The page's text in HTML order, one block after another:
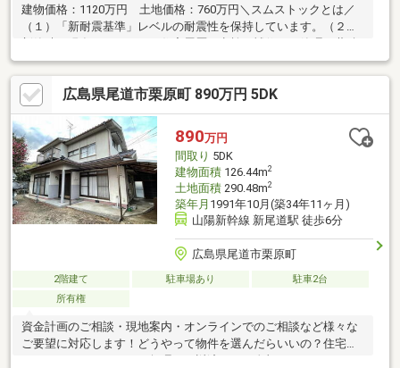
建物価格：1120万円 土地価格：760万円＼スムストックとは／
（１）「新耐震基準」レベルの耐震性を保持しています。（２）
しています。（３）５０年以上のメンテナンスプログラムに対
応。住宅購入後もそのまま引き継ぐことが可能です。■積水ハウ
ス施工■2台駐車可■平成２２年（登記簿上建築月日不詳）１階和
室及び納戸部分増築（７．３９㎡）【周辺環境】・クスリ岩崎チ
ェーン徳山一の井手店まで徒歩約13分（約1010ｍ）・コープここ
ととくやま店まで徒歩約19分（約1510ｍ）・徳山動物園まで徒歩
約20分（約1530ｍ）
広島県尾道市栗原町 890万円 5DK
890万円
間取り 5DK
建物面積126.44m2
土地面積290.48m2
築年月 1991年10月(築34年11ヶ月)
山陽新幹線 新尾道駅 徒歩6分
広島県尾道市栗原町
2階建て 駐車場あり
駐車2台
所有権
資金計画のご相談・現地案内・オンラインでのご相談など様々な
ご要望に対応します！どうやって物件を選んだらいいの？住宅ロ
ーンってどこがいいの？無理なく返済できる金額ってどれくら